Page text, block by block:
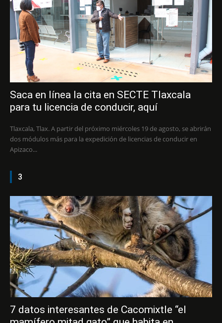
Saca en línea la cita en SECTE Tlaxcala
para tu licencia de conducir, aquí
Tlaxcala, Tlax. A partir del próximo miércoles 19 de agosto, se abrirán
dos módulos más para la expedición de licencias de conducir en
Apizaco...
3
7 datos interesantes de Cacomixtle “el